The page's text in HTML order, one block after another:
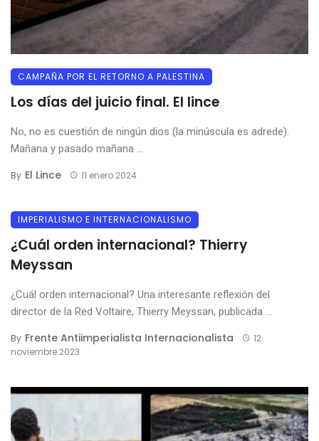
CAMPAÑA POR EL RETORNO A PALESTINA
Los días del juicio final. El lince
No, no es cuestión de ningún dios (la minúscula es adrede).
Mañana y pasado mañana ...
By El Lince 11 enero 2024
IMPERIALISMO E INTERNACIONALISMO
¿Cuál orden internacional? Thierry
Meyssan
¿Cuál orden internacional? Una interesante reflexión del
director de la Red Voltaire, Thierry Meyssan, publicada ...
By Frente Antiimperialista Internacionalista
12
noviembre 2023